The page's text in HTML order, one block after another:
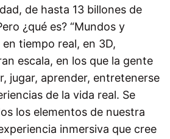
de hasta 13 billones de
¿qué es? “Mundos y
tiempo real, en 3D,
escala, en los que la gente
jugar, aprender, entretenerse
de la vida real. Se
los elementos de nuestra
inmersiva que cree